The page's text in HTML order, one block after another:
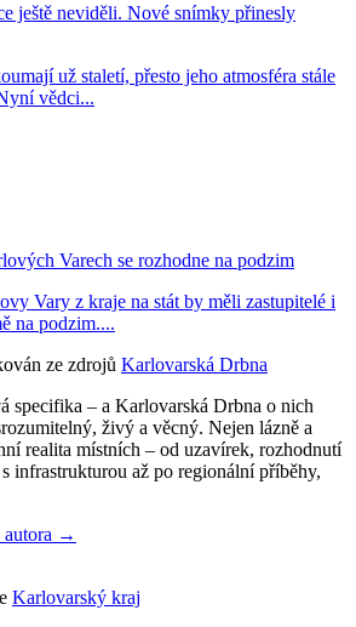
ještě neviděli. Nové snímky přinesly
už staletí, přesto jeho atmosféra stále
vědci...
Varech se rozhodne na podzim
Vary z kraje na stát by měli zastupitelé i
na podzim....
ze zdrojů Karlovarská Drbna
specifika – a Karlovarská Drbna o nich
živý a věcný. Nejen lázně a
realita místních – od uzavírek, rozhodnutí
infrastrukturou až po regionální příběhy,
autora →
Karlovarský kraj